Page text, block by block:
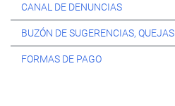
CANAL DE DENUNCIAS
BUZÓN DE SUGERENCIAS,
FORMAS DE PAGO